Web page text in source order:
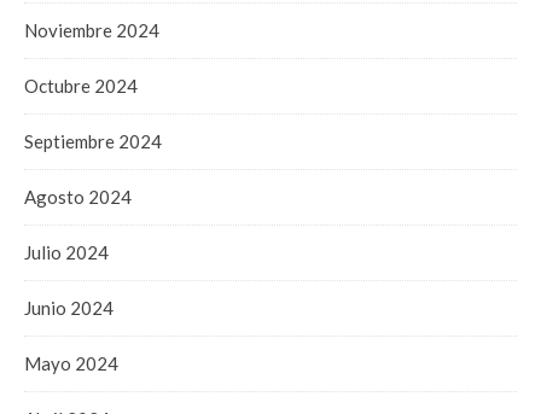
Noviembre 2024
Octubre 2024
Septiembre 2024
Agosto 2024
Julio 2024
Junio 2024
Mayo 2024